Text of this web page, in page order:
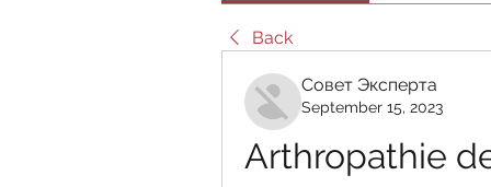
Back
Совет Эксперта
September 15, 2023
Arthropathie